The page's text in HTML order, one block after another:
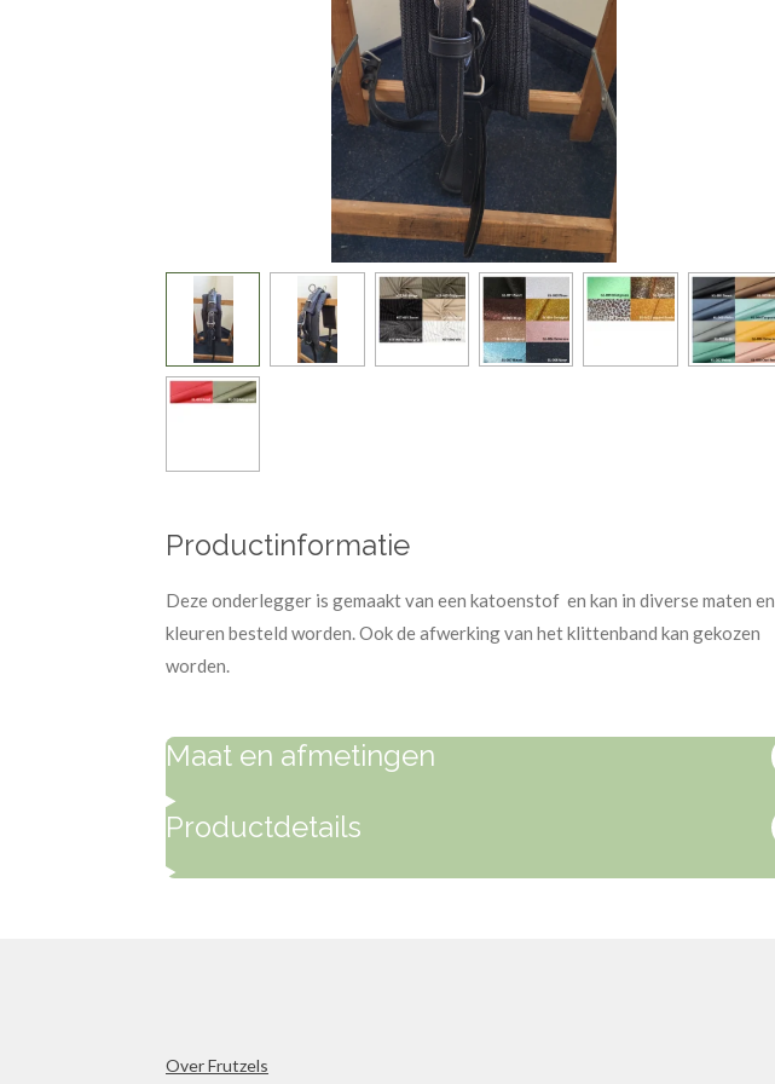
Productinformatie
Deze onderlegger is gemaakt van een katoenstof en kan in diverse maten en
kleuren besteld worden. Ook de afwerking van het klittenband kan gekozen
worden.
Maat en afmetingen
Productdetails
Over Frutzels